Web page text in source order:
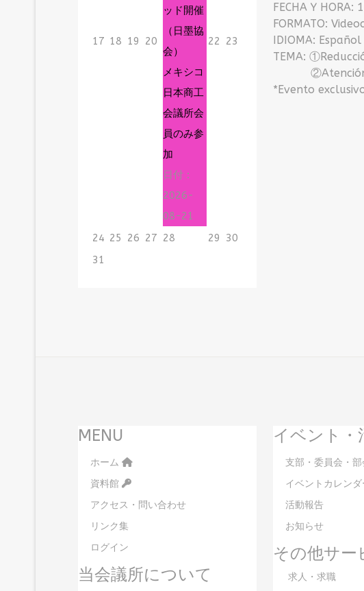
17 18 19 20
ッド開催
（日墨協
会）
メキシコ
日本商工
会議所会
員のみ参
加
日付 :
2026-
08-21
22 23
24 25 26 27 28 29
30
31
FECHA Y
FORMATO:
IDIOMA:
TEMA:
②Atención
*Evento
MENU
ホーム
資料館
アクセス・問い合わせ
リンク集
ログイン
当会議所について
イベント・
支部・委員会・部
イベントカレンダ
活動報告
お知らせ
その他サー
求人・求職